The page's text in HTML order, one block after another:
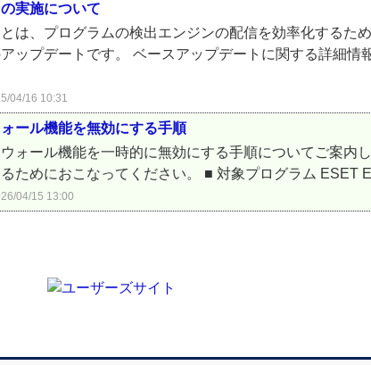
実施について
は、プログラムの検出エンジンの配信を効率化する
ップデートです。 ベースアップデートに関する詳細
04/16 10:31
ール機能を無効にする手順
ォール機能を一時的に無効にする手順についてご案
ためにおこなってください。 ■ 対象プログラム ESET
04/15 13:00